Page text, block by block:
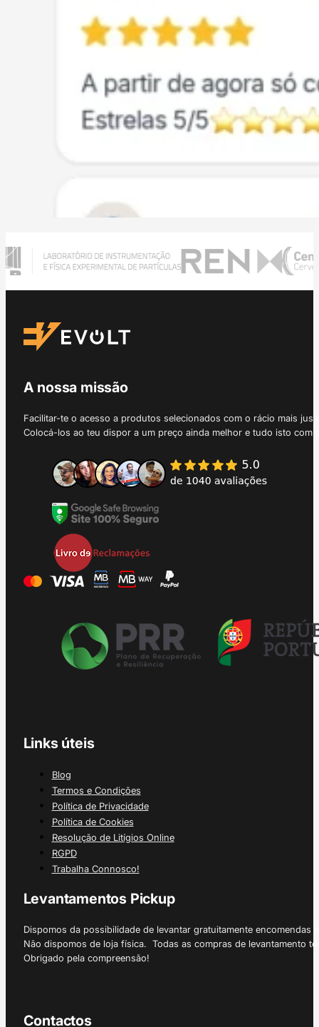
A nossa missão
Facilitar-te o acesso a produtos selecionados com o rácio mais
Colocá-los ao teu dispor a um preço ainda melhor e tudo isto
Links úteis
Blog
Termos e Condições
Política de Privacidade
Política de Cookies
Resolução de Litígios Online
RGPD
Trabalha Connosco!
Levantamentos Pickup
Dispomos da possibilidade de levantar gratuitamente
Não dispomos de loja física. Todas as compras de levantamento
Obrigado pela compreensão!
Contactos